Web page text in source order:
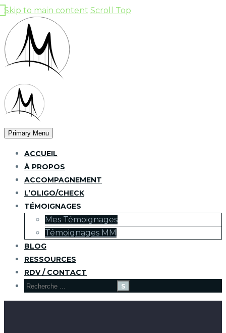
Skip to main content Scroll Top
Primary Menu
ACCUEIL
À PROPOS
ACCOMPAGNEMENT
L’OLIGO/CHECK
TÉMOIGNAGES
Mes Témoignages
Témoignages MM
BLOG
RESSOURCES
RDV / CONTACT